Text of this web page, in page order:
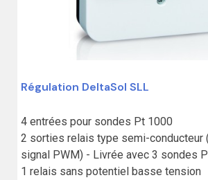
(1
Régulation DeltaSol SLL
4 entrées pour sondes Pt 1000
2 sorties relais type semi-conducteur
signal PWM) - Livrée avec 3 sondes
1 relais sans potentiel basse tension